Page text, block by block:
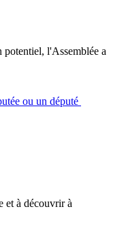
l'Assemblée a
ou un député
et à découvrir à